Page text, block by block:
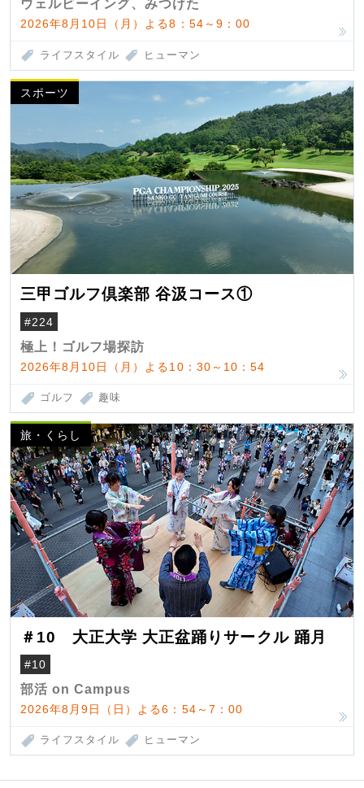
ウェルビーイング、みつけた
2026年8月10日（月）よる8：54～9：00
ライフスタイル ヒューマン
スポーツ
三甲ゴルフ倶楽部 谷汲コース①
#224
極上！ゴルフ場探訪
2026年8月10日（月）よる10：30～10：54
ゴルフ 趣味
旅・くらし
＃10 大正大学 大正盆踊りサークル 踊月
#10
部活 on Campus
2026年8月9日（日）よる6：54～7：00
ライフスタイル ヒューマン